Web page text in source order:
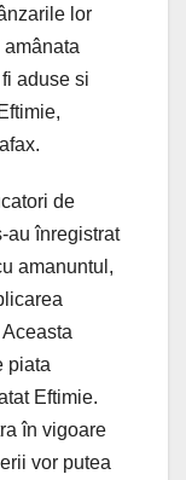
lor
aduse si
de
au înregistrat
amanuntul,
piata
Eftimie.
în vigoare
vor putea